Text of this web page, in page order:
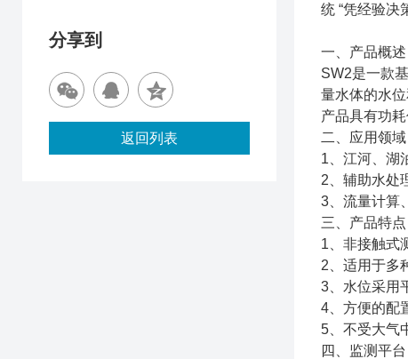
统 “凭经验决
一、产品概述
SW2是一款
量水体的水
产品具有功
二、应用领域
1、江河、湖
2、辅助水处
3、流量计算
三、产品特点
1、非接触式
2、适用于多
3、水位采用
4、方便的配
5、不受大气
四、监测平台
分享到
返回列表